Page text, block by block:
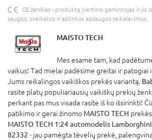
CE ženklas - produktą įvertino gamintojas ir jis
saugos, sveikatos ir aplinkos apsaugos reikalavimus.
MAISTO TECH
Mes esame tam, kad
vaikus! Tad mielai padėsime greitai ir patogiai
Jums reikalingos vaikiškos prekės variantą.
rasite platų populiariausių vaikiškų prekių
perkant pas mus visada rasite iš ko išsirinkti!
patikimo ir gerai žinomo MAISTO TECH
MAISTO TECH 1:24 automodelis
82332 - jau pamėgta tėvelių prekė,